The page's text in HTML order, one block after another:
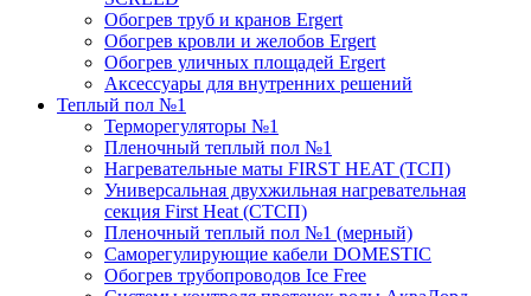
Обогрев труб и кранов Ergert
Обогрев кровли и желобов Ergert
Обогрев уличных площадей Ergert
Аксессуары для внутренних решений
Теплый пол №1
Терморегуляторы №1
Пленочный теплый пол №1
Нагревательные маты FIRST HEAT (ТСП)
Универсальная двухжильная нагревательная
секция First Heat (СТСП)
Пленочный теплый пол №1 (мерный)
Саморегулирующие кабели DOMESTIC
Обогрев трубопроводов Ice Free